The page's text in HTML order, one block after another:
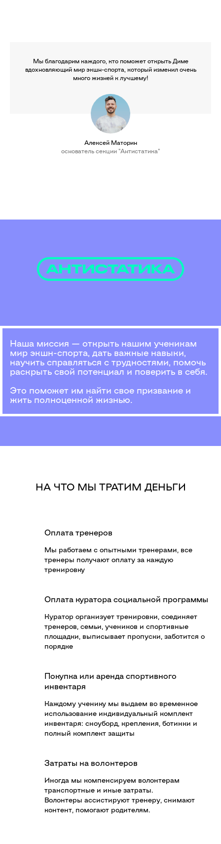
Мы благодарим каждого, кто поможет открыть Диме
вдохновляющий мир экшн-спорта, который изменил очень
много жизней к лучшему!
Алексей Маторин
основатель секции "Антистатика"
Наша миссия — открыть нашим ученикам
мир экшн-спорта, дать важные навыки,
научить справляться с трудностями, помочь
раскрыть свой потенциал и поверить в себя.
Это поможет им найти свое призвание и
жить полноценной жизнью.
НА ЧТО МЫ ТРАТИМ ДЕНЬГИ
Оплата тренеров
Мы работаем с опытными тренерами, все
тренеры получают оплату за каждую
тренировку
Оплата куратора социальной программы
Куратор организует тренировки, соединяет
тренеров, семьи, учеников и спортивные
площадки, выписывает пропуски, заботится о
порядке
Покупка или аренда спортивного
инвентаря
Каждому ученику мы выдаем во временное
использование индивидуальный комплект
инвентаря: сноуборд, крепления, ботинки и
полный комплект защиты
Затраты на волонтеров
Иногда мы компенсируем волонтерам
транспортные и иные затраты.
Волонтеры ассистируют тренеру, снимают
контент, помогают родителям.